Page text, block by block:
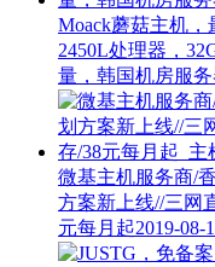
Moack蘑菇主机
2450L处理器，
量，韩国机房服务
微基主机服务商/
方案新上线//三网
元每月起2019-08-